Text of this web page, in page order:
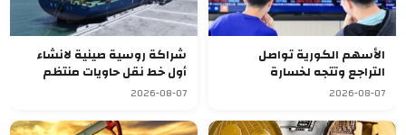
الأسهم الكورية تواصل
التراجع وتتجه لخسارة
أسبوعية سابعة
2026-08-07
شراكة روسية صينية لانشاء
أول خط نقل حاويات منتظم
يربط آسيا بأوروبا
2026-08-07